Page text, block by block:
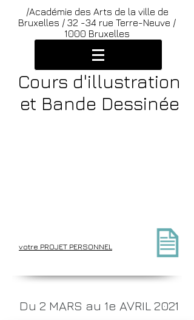
/Académie des Arts de la ville de
Bruxelles / 32 -34 rue Terre-Neuve /
1000 Bruxelles
Cours d'illustration
et Bande Dessinée
votre PROJET PERSONNEL
Du 2 MARS au 1e AVRIL 2021